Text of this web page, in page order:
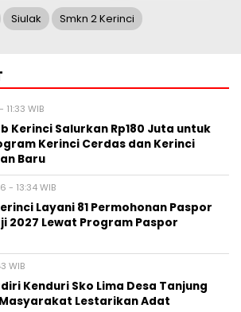
Siulak Smkn 2 Kerinci
WIB
Kerinci Salurkan Rp180 Juta untuk
Kerinci Cerdas dan Kerinci
Baru
- 13:34 WIB
Layani 81 Permohonan Paspor
2027 Lewat Program Paspor
WIB
Kenduri Sko Lima Desa Tanjung
Lestarikan Adat